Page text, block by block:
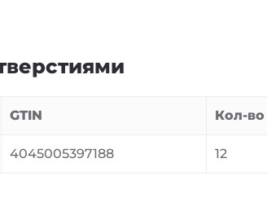
GTIN Кол-во
4045005397188 12